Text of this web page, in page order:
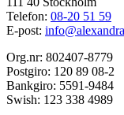
Telefon: 08-20 51 59
E-post:
Org.nr: 802407-8779
Postgiro: 120 89 08-2
Bankgiro: 5591-9484
Swish: 123 338 4989